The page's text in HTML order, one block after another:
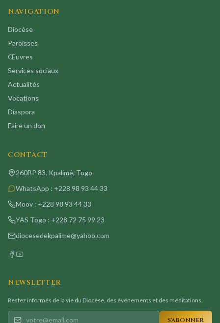
NAVIGATION
Diocèse
Paroisses
Œuvres
Services sociaux
Actualités
Vocations
Diaspora
Faire un don
CONTACT
260BP 83, Kpalimé, Togo
WhatsApp : +228 98 93 44 33
Moov : +228 98 93 44 33
YAS Togo : +228 72 75 99 23
diocesedekpalime@yahoo.com
NEWSLETTER
Restez informés de la vie du Diocèse, des événements et des méditations.
S'ABONNER